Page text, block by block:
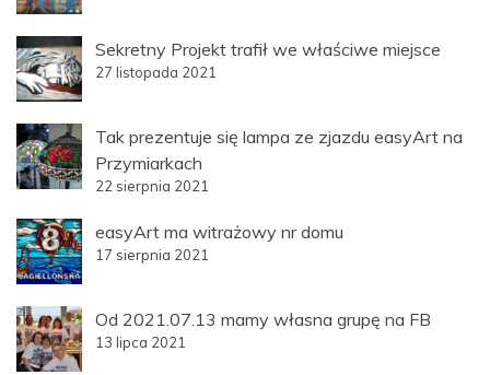
Sekretny Projekt trafił we właściwe miejsce
27 listopada 2021
Tak prezentuje się lampa ze zjazdu easyArt na
Przymiarkach
22 sierpnia 2021
easyArt ma witrażowy nr domu
17 sierpnia 2021
Od 2021.07.13 mamy własna grupę na FB
13 lipca 2021